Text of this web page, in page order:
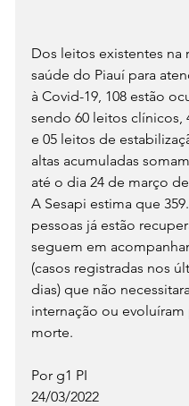
Dos leitos existentes na
saúde do Piauí para
à Covid-19, 108 estão
sendo 60 leitos clínicos,
e 05 leitos de
altas acumuladas
até o dia 24 de março de
A Sesapi estima que
pessoas já estão
seguem em
(casos registradas nos
dias) que não
internação ou evoluíram
morte.
Por g1 PI
24/03/2022